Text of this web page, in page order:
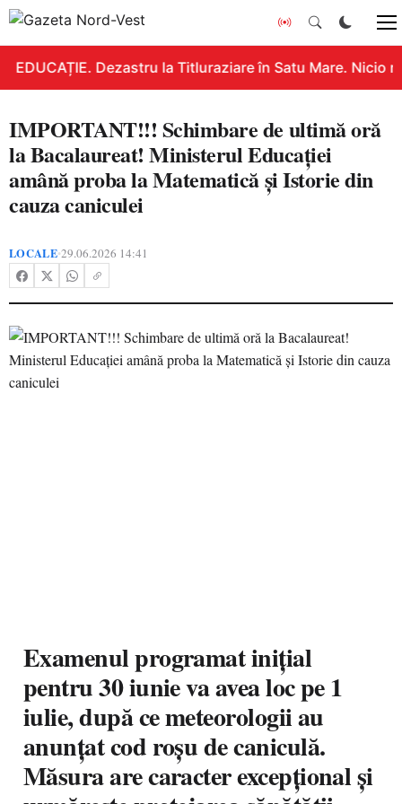
EDUCAȚIE. Dezastru la Titluraziare în Satu Mare. Nicio
IMPORTANT!!! Schimbare de ultimă oră
la Bacalaureat! Ministerul Educației
amână proba la Matematică și Istorie din
cauza caniculei
LOCALE•29.06.2026 14:41
Examenul programat inițial
pentru 30 iunie va avea loc pe 1
iulie, după ce meteorologii au
anunțat cod roșu de caniculă.
Măsura are caracter excepțional și